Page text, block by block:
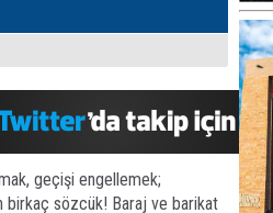
geçişi engellemek;
birkaç sözcük! Baraj ve barikat